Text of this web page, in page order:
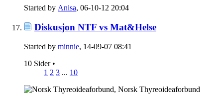
Started by Anisa, 06-10-12 20:04
Diskusjon NTF vs Mat&Helse
Started by minnie, 14-09-07 08:41
10 Sider •
1 2 3 ... 10